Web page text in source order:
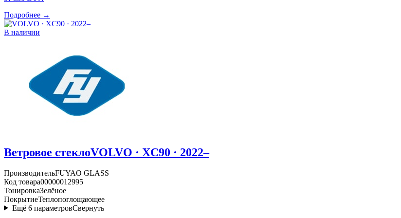
Подробнее →
В наличии
Ветровое стеклоVOLVO · XC90 · 2022–
ПроизводительFUYAO GLASS
Код товара00000012995
ТонировкаЗелёное
ПокрытиеТеплопоглощающее
Ещё 6 параметровСвернуть